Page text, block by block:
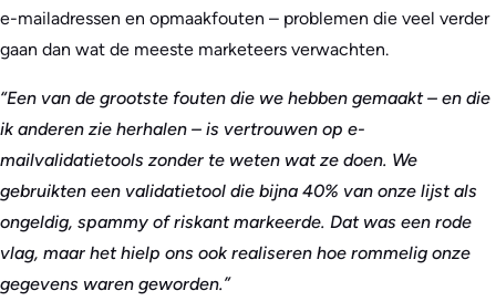
e-mailadressen en opmaakfouten – problemen die veel verder
gaan dan wat de meeste marketeers verwachten.
“Een van de grootste fouten die we hebben gemaakt – en die
ik anderen zie herhalen – is vertrouwen op e-
mailvalidatietools zonder te weten wat ze doen. We
gebruikten een validatietool die bijna 40% van onze lijst als
ongeldig, spammy of riskant markeerde. Dat was een rode
vlag, maar het hielp ons ook realiseren hoe rommelig onze
gegevens waren geworden.”